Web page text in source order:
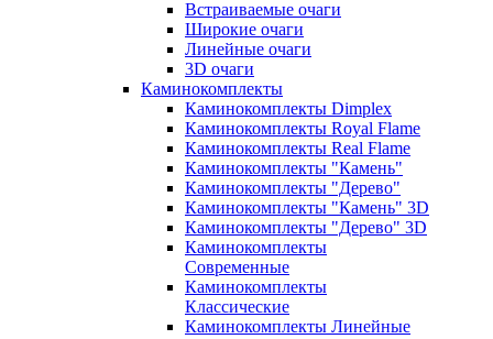
Встраиваемые очаги
Широкие очаги
Линейные очаги
3D очаги
Каминокомплекты
Каминокомплекты Dimplex
Каминокомплекты Royal Flame
Каминокомплекты Real Flame
Каминокомплекты "Камень"
Каминокомплекты "Дерево"
Каминокомплекты "Камень" 3D
Каминокомплекты "Дерево" 3D
Каминокомплекты
Современные
Каминокомплекты
Классические
Каминокомплекты Линейные